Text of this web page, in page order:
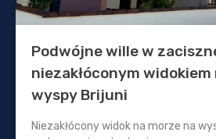
Podwójne wille w
niezakłóconym widokiem
wyspy Brijuni
Niezakłócony widok na morze na